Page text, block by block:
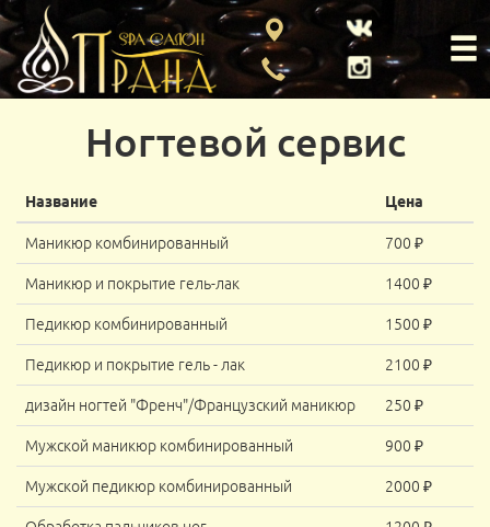
Ногтевой сервис
Название Цена
Маникюр комбинированный 700 ₽
Маникюр и покрытие гель-лак 1400 ₽
Педикюр комбинированный 1500 ₽
Педикюр и покрытие гель - лак 2100 ₽
дизайн ногтей "Френч"/Французский маникюр 250 ₽
Мужской маникюр комбинированный 900 ₽
Мужской педикюр комбинированный 2000 ₽